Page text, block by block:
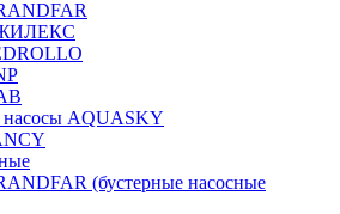
AQUASKY
(бустерные насосные